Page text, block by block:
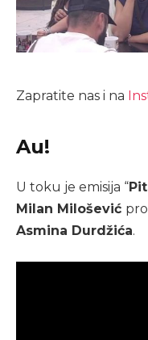
Zapratite nas i na
Au!
U toku je emisija “
Milan Milošević
Asmina Durdžića.